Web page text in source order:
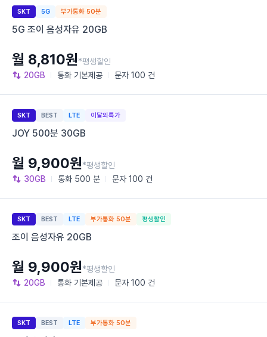
SKT 5G 부가통화 50분
5G 조이 음성자유 20GB
20GB 통화 기본제공 문자 100 건
월 8,810원*평생할인
SKT BEST LTE 이달의특가
JOY 500분 30GB
30GB 통화 500 분 문자 100 건
월 9,900원*평생할인
SKT BEST LTE 부가통화 50분 평생할인
조이 음성자유 20GB
20GB 통화 기본제공 문자 100 건
월 9,900원*평생할인
SKT BEST LTE 부가통화 50분